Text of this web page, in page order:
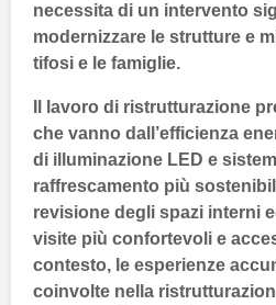
necessita di un intervento
modernizzare le strutture e
tifosi e le famiglie.
Il lavoro di ristrutturazione
che vanno dall’efficienza
di illuminazione LED e
raffrescamento più
revisione degli spazi interni
visite più confortevoli e
contesto, le esperienze
coinvolte nella